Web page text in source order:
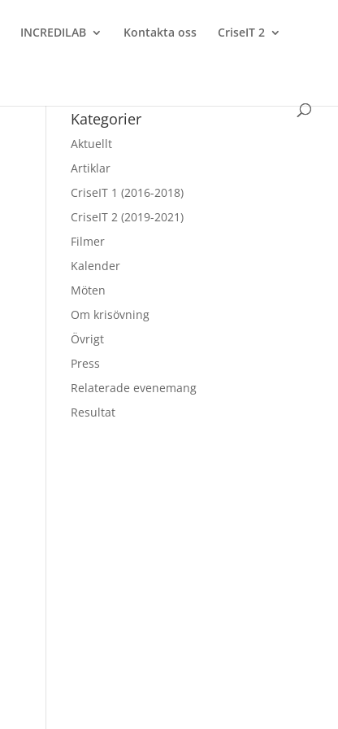
INCREDILAB Kontakta oss CriseIT 2
Kategorier
Aktuellt
Artiklar
CriseIT 1 (2016-2018)
CriseIT 2 (2019-2021)
Filmer
Kalender
Möten
Om krisövning
Övrigt
Press
Relaterade evenemang
Resultat